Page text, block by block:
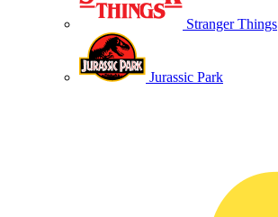
Stranger Things
Jurassic Park